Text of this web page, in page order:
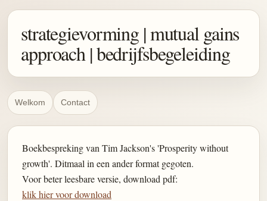
strategievorming | mutual gains
approach | bedrijfsbegeleiding
Welkom Contact
Boekbespreking van Tim Jackson's 'Prosperity without
growth'. Ditmaal in een ander format gegoten.
Voor beter leesbare versie, download pdf:
klik hier voor download